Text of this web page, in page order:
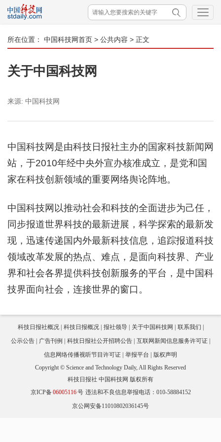
所在位置： 中国科技网首页 > 公共内容 > 正文
关于中国科技网
来源: 中国科技网
中国科技网是由科技日报社主办的国家科技新闻网
站，于2010年经中央外宣办核准成立，是党和国
家在科技创新领域的重要网络舆论阵地。
中国科技网以推动社会和科技的全面进步为己任，
同步报道世界科技的最新进展，科学探索的最新发
现，迅速传递国内外最新科技信息，追踪报道科技
领域改革发展的热点、难点，是面向科技界、产业
界和社会各界提供科技创新服务的平台，是中国科
技界面向社会，连接世界的窗口。
科技日报社概况 科技日报概况 报社领导 关于中国科技网
联系我们
公示公告
广告刊例 科技日报社公开招聘公告
互联网新闻信息服务许可证
信息网络传播视听节目许可证
举报平台
版权声明
Copyright © Science and Technology Daily, All Rights Reserved
科技日报社 中国科技网 版权所有
京ICP备06005116号 违法和不良信息举报电话：010-58884152
京公网安备11010802036145号